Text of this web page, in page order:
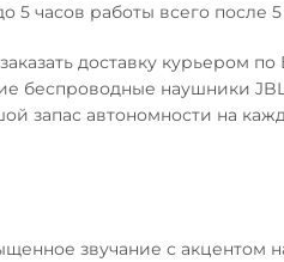
5 часов работы всего после
доставку курьером
беспроводные наушники
запас автономности на
звучание с акцентом